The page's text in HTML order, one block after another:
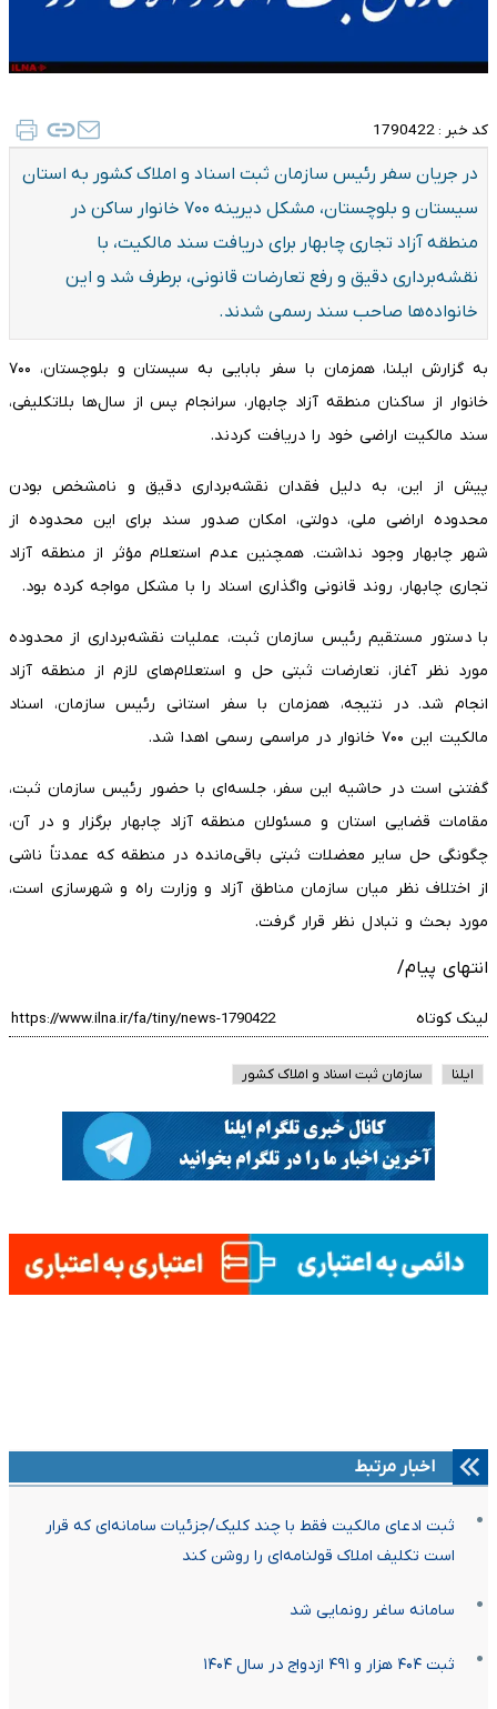
کد خبر : 1790422
در جریان سفر رئیس سازمان ثبت اسناد و املاک کشور به استان
سیستان و بلوچستان، مشکل دیرینه ۷۰۰ خانوار ساکن در
منطقه آزاد تجاری چابهار برای دریافت سند مالکیت، با
نقشه‌برداری دقیق و رفع تعارضات قانونی، برطرف شد و این
خانواده‌ها صاحب سند رسمی شدند.
به گزارش ایلنا، همزمان با سفر بابایی به سیستان و بلوچستان، ۷۰۰
خانوار از ساکنان منطقه آزاد چابهار، سرانجام پس از سال‌ها بلاتکلیفی،
سند مالکیت اراضی خود را دریافت کردند.
پیش از این، به دلیل فقدان نقشه‌برداری دقیق و نامشخص بودن
محدوده اراضی ملی، دولتی، امکان صدور سند برای این محدوده از
شهر چابهار وجود نداشت. همچنین عدم استعلام مؤثر از منطقه آزاد
تجاری چابهار، روند قانونی واگذاری اسناد را با مشکل مواجه کرده بود.
با دستور مستقیم رئیس سازمان ثبت، عملیات نقشه‌برداری از محدوده
مورد نظر آغاز، تعارضات ثبتی حل و استعلام‌های لازم از منطقه آزاد
انجام شد. در نتیجه، همزمان با سفر استانی رئیس سازمان، اسناد
مالکیت این ۷۰۰ خانوار در مراسمی رسمی اهدا شد.
گفتنی است در حاشیه این سفر، جلسه‌ای با حضور رئیس سازمان ثبت،
مقامات قضایی استان و مسئولان منطقه آزاد چابهار برگزار و در آن،
چگونگی حل سایر معضلات ثبتی باقی‌مانده در منطقه که عمدتاً ناشی
از اختلاف نظر میان سازمان مناطق آزاد و وزارت راه و شهرسازی است،
مورد بحث و تبادل نظر قرار گرفت.
انتهای پیام/
لینک کوتاه
ایلنا سازمان ثبت اسناد و املاک کشور‌
اخبار مرتبط
ثبت ادعای مالکیت فقط با چند کلیک/جزئیات سامانه‌ای که قرار
است تکلیف املاک قولنامه‌ای را روشن کند
سامانه ساغر رونمایی شد
ثبت ۴۰۴ هزار و ۴۹۱ ازدواج در سال ۱۴۰۴